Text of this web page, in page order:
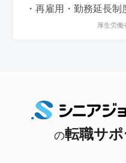
・再雇用・勤務延長制
厚生労働
の転職サポ